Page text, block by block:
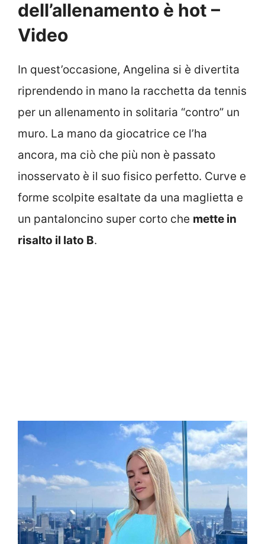
dell’allenamento è hot –
Video
In quest’occasione, Angelina si è divertita
riprendendo in mano la racchetta da tennis
per un allenamento in solitaria “contro” un
muro. La mano da giocatrice ce l’ha
ancora, ma ciò che più non è passato
inosservato è il suo fisico perfetto. Curve e
forme scolpite esaltate da una maglietta e
un pantaloncino super corto che mette in
risalto il lato B.